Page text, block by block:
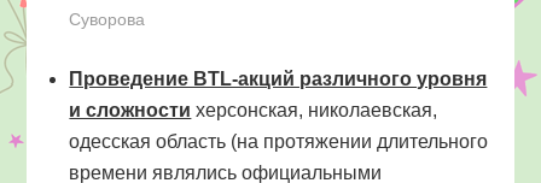
Суворова
Проведение BTL-акций различного уровня
и сложности херсонская, николаевская,
одесская область (на протяжении длительного
времени являлись официальными